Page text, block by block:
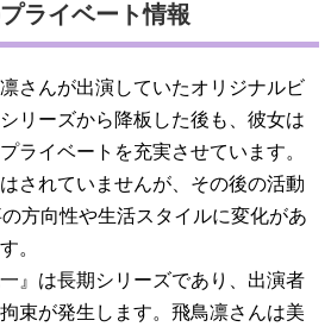
ライベート情報
さんが出演していたオリジナルビ
リーズから降板した後も、彼女は
ライベートを充実させています。
されていませんが、その後の活動
方向性や生活スタイルに変化があ
。
』は長期シリーズであり、出演者
束が発生します。飛鳥凛さんは美